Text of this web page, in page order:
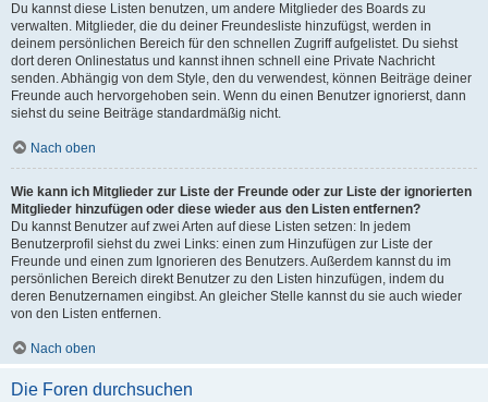
Du kannst diese Listen benutzen, um andere Mitglieder des Boards zu
verwalten. Mitglieder, die du deiner Freundesliste hinzufügst, werden in
deinem persönlichen Bereich für den schnellen Zugriff aufgelistet. Du siehst
dort deren Onlinestatus und kannst ihnen schnell eine Private Nachricht
senden. Abhängig von dem Style, den du verwendest, können Beiträge deiner
Freunde auch hervorgehoben sein. Wenn du einen Benutzer ignorierst, dann
siehst du seine Beiträge standardmäßig nicht.
Nach oben
Wie kann ich Mitglieder zur Liste der Freunde oder zur Liste der ignorierten
Mitglieder hinzufügen oder diese wieder aus den Listen entfernen?
Du kannst Benutzer auf zwei Arten auf diese Listen setzen: In jedem
Benutzerprofil siehst du zwei Links: einen zum Hinzufügen zur Liste der
Freunde und einen zum Ignorieren des Benutzers. Außerdem kannst du im
persönlichen Bereich direkt Benutzer zu den Listen hinzufügen, indem du
deren Benutzernamen eingibst. An gleicher Stelle kannst du sie auch wieder
von den Listen entfernen.
Nach oben
Die Foren durchsuchen